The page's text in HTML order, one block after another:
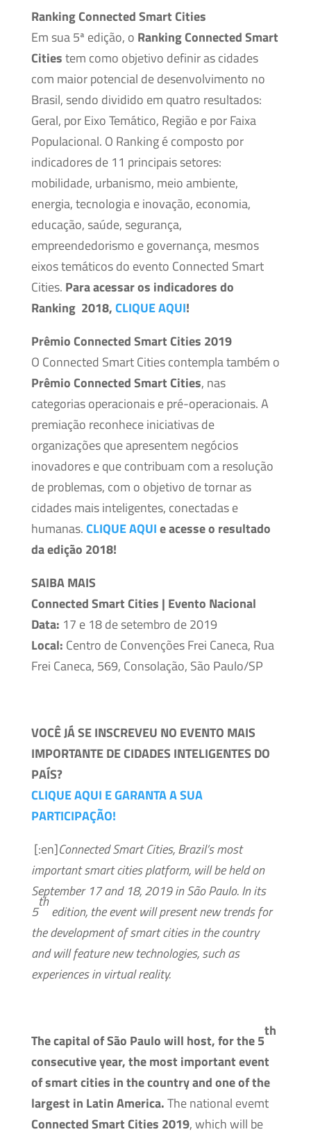
Ranking Connected Smart Cities
Em sua 5ª edição, o Ranking Connected Smart
Citiestem como objetivo definir as cidades
com maior potencial de desenvolvimento no
Brasil, sendo dividido em quatro resultados:
Geral, por Eixo Temático, Região e por Faixa
Populacional. O Ranking é composto por
indicadores de 11 principais setores:
mobilidade, urbanismo, meio ambiente,
energia, tecnologia e inovação, economia,
educação, saúde, segurança,
empreendedorismo e governança, mesmos
eixos temáticos do evento Connected Smart
Cities. Para acessar os indicadores do
Ranking 2018,CLIQUE AQUI!
Prêmio Connected Smart Cities 2019
O Connected Smart Cities contempla também o
Prêmio Connected Smart Cities, nas
categorias operacionais e pré-operacionais. A
premiação reconhece iniciativas de
organizações que apresentem negócios
inovadores e que contribuam com a resolução
de problemas, com o objetivo de tornar as
cidades mais inteligentes, conectadas e
humanas.CLIQUE AQUIe acesse o resultado
da edição 2018!
SAIBA MAIS
Connected Smart Cities | Evento Nacional
Data: 17 e 18 de setembro de 2019
Local: Centro de Convenções Frei Caneca, Rua
Frei Caneca, 569, Consolação, São Paulo/SP
VOCÊ JÁ SE INSCREVEU NO EVENTO MAIS
IMPORTANTE DE CIDADES INTELIGENTES DO
PAÍS?
CLIQUE AQUI E GARANTA A SUA
PARTICIPAÇÃO!
[:en]Connected Smart Cities, Brazil’s most
important smart cities platform, will be held on
September 17 and 18, 2019 in São Paulo. In its
5
th
edition, the event will present new trends for
the development of smart cities in the country
and will feature new technologies, such as
experiences in virtual reality.
The capital of São Paulo will host, for the 5
th
consecutive year, the most important event
of smart cities in the country and one of the
largest in Latin America.The national evemt
Connected Smart Cities 2019, which will be